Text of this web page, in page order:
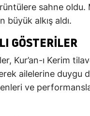
sahne
alkış aldı.
GÖSTERILER
Kur’an-ı Kerim
ailelerine duygu
ve